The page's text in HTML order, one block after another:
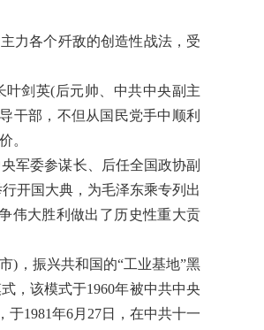
力各个歼敌的创造性战法，受
剑英(后元帅、中共中央副主
干部，不但从国民党手中顺利
。
军委参谋长、后任全国政协副
开国大典，为毛泽东乘专列出
伟大胜利做出了历史性重大贡
)，振兴共和国的“工业基地”黑
，该模式于1960年被中共中央
于1981年6月27日，在中共十一